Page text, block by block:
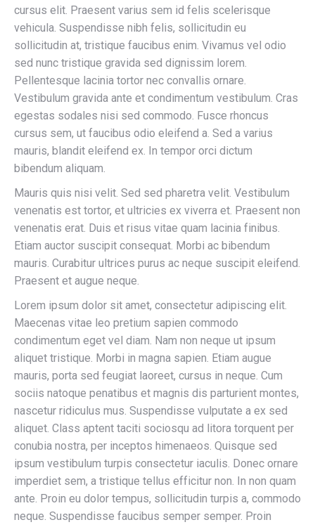
cursus elit. Praesent varius sem id felis scelerisque
vehicula. Suspendisse nibh felis, sollicitudin eu
sollicitudin at, tristique faucibus enim. Vivamus vel odio
sed nunc tristique gravida sed dignissim lorem.
Pellentesque lacinia tortor nec convallis ornare.
Vestibulum gravida ante et condimentum vestibulum. Cras
egestas sodales nisi sed commodo. Fusce rhoncus
cursus sem, ut faucibus odio eleifend a. Sed a varius
mauris, blandit eleifend ex. In tempor orci dictum
bibendum aliquam.
Mauris quis nisi velit. Sed sed pharetra velit. Vestibulum
venenatis est tortor, et ultricies ex viverra et. Praesent non
venenatis erat. Duis et risus vitae quam lacinia finibus.
Etiam auctor suscipit consequat. Morbi ac bibendum
mauris. Curabitur ultrices purus ac neque suscipit eleifend.
Praesent et augue neque.
Lorem ipsum dolor sit amet, consectetur adipiscing elit.
Maecenas vitae leo pretium sapien commodo
condimentum eget vel diam. Nam non neque ut ipsum
aliquet tristique. Morbi in magna sapien. Etiam augue
mauris, porta sed feugiat laoreet, cursus in neque. Cum
sociis natoque penatibus et magnis dis parturient montes,
nascetur ridiculus mus. Suspendisse vulputate a ex sed
aliquet. Class aptent taciti sociosqu ad litora torquent per
conubia nostra, per inceptos himenaeos. Quisque sed
ipsum vestibulum turpis consectetur iaculis. Donec ornare
imperdiet sem, a tristique tellus efficitur non. In non quam
ante. Proin eu dolor tempus, sollicitudin turpis a, commodo
neque. Suspendisse faucibus semper semper. Proin